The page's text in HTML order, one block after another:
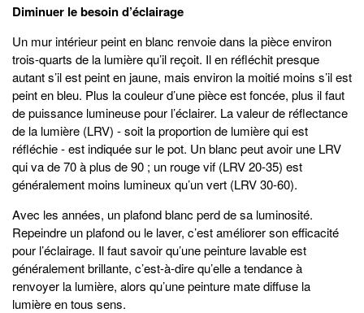
Diminuer le besoin d’éclairage
Un mur intérieur peint en blanc renvoie dans la pièce environ
trois-quarts de la lumière qu’il reçoit. Il en réfléchit presque
autant s’il est peint en jaune, mais environ la moitié moins s’il est
peint en bleu. Plus la couleur d’une pièce est foncée, plus il faut
de puissance lumineuse pour l’éclairer. La valeur de réflectance
de la lumière (LRV) - soit la proportion de lumière qui est
réfléchie - est indiquée sur le pot. Un blanc peut avoir une LRV
qui va de 70 à plus de 90 ; un rouge vif (LRV 20-35) est
généralement moins lumineux qu’un vert (LRV 30-60).
Avec les années, un plafond blanc perd de sa luminosité.
Repeindre un plafond ou le laver, c’est améliorer son efficacité
pour l’éclairage. Il faut savoir qu’une peinture lavable est
généralement brillante, c’est-à-dire qu’elle a tendance à
renvoyer la lumière, alors qu’une peinture mate diffuse la
lumière en tous sens.